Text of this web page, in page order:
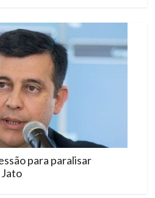
para paralisar